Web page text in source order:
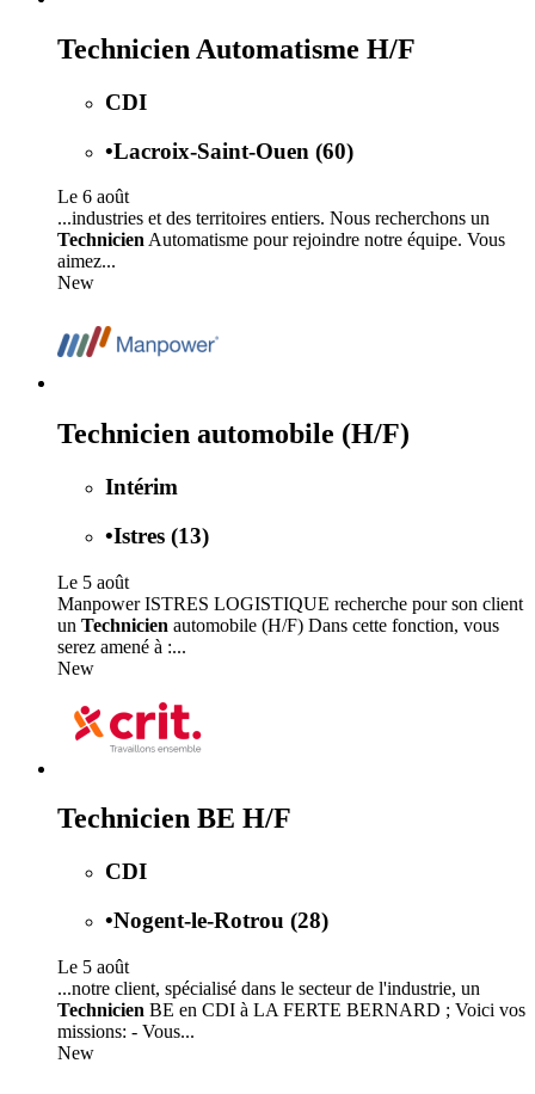
Technicien Automatisme H/F
CDI
•Lacroix-Saint-Ouen (60)
Le 6 août
...industries et des territoires entiers. Nous recherchons un
Technicien Automatisme pour rejoindre notre équipe. Vous
aimez...
New
Technicien automobile (H/F)
Intérim
•Istres (13)
Le 5 août
Manpower ISTRES LOGISTIQUE recherche pour son client
un Technicien automobile (H/F) Dans cette fonction, vous
serez amené à :...
New
Technicien BE H/F
CDI
•Nogent-le-Rotrou (28)
Le 5 août
...notre client, spécialisé dans le secteur de l'industrie, un
Technicien BE en CDI à LA FERTE BERNARD ; Voici vos
missions: - Vous...
New